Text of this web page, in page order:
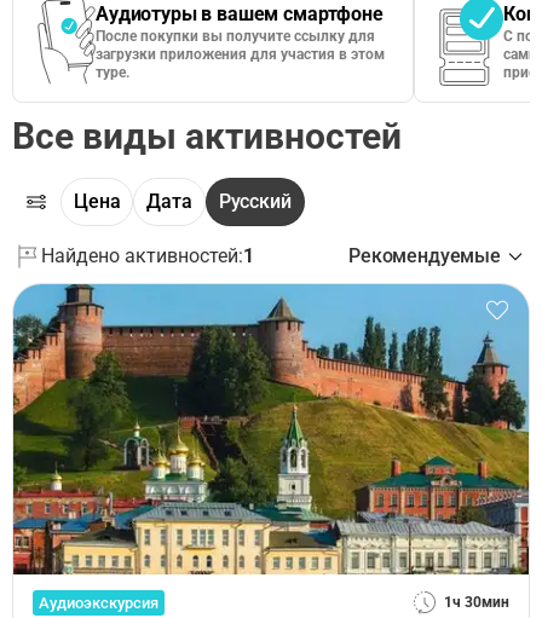
Аудиотуры в вашем смартфоне
После покупки вы получите ссылку для
загрузки приложения для участия в этом
туре.
С
сами
Все виды активностей
Цена Дата Русский
Найдено активностей:1 Рекомендуемые
Аудиоэкскурсия 1ч 30мин